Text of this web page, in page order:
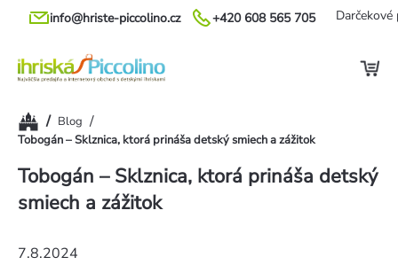
Prejsť
+420 608 565 705
info@hriste-piccolino.cz Darčekové
Domov
/ Blog /
Tobogán – Sklznica, ktorá prináša detský smiech a zážitok
Tobogán – Sklznica, ktorá prináša detský
smiech a zážitok
7.8.2024